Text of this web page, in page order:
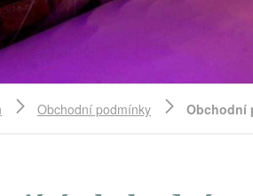
Obchodní podmínky Obchodní